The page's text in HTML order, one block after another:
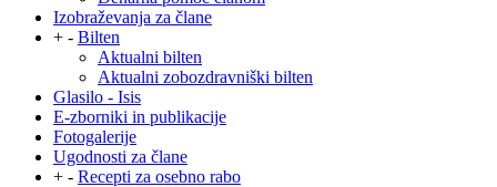
Izobraževanja za člane
+ - Bilten
Aktualni bilten
Aktualni zobozdravniški bilten
Glasilo - Isis
E-zborniki in publikacije
Fotogalerije
Ugodnosti za člane
+ - Recepti za osebno rabo